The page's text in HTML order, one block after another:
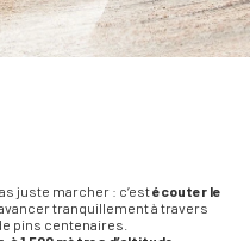
juste marcher : c’estécouter le
tranquillement à travers
pins centenaires.